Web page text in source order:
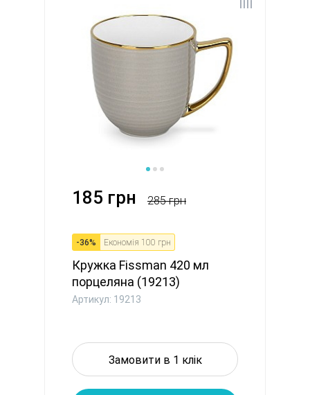
185 грн 285 грн
-36% Економія 100 грн
Кружка Fissman 420 мл
порцеляна (19213)
Артикул: 19213
Замовити в 1 клік